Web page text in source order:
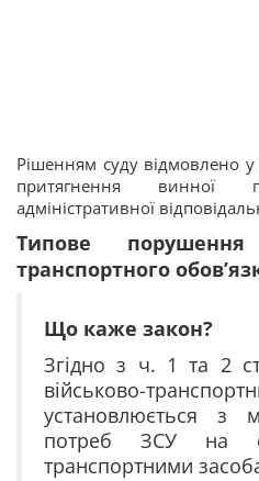
Рішенням суду відмовлено
притягнення винної
адміністративної
Типове
транспортного
Що каже закон?
Згідно з ч. 1 та 2
військово-
установлюється з
потреб ЗСУ на
транспортними